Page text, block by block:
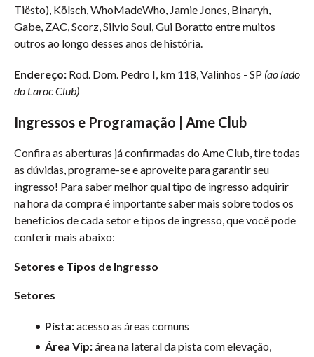
Tiësto), Kölsch, WhoMadeWho, Jamie Jones, Binaryh,
Gabe, ZAC, Scorz, Silvio Soul, Gui Boratto entre muitos
outros ao longo desses anos de história.
Endereço: Rod. Dom. Pedro I, km 118, Valinhos - SP (ao lado
do Laroc Club)
Ingressos e Programação | Ame Club
Confira as aberturas já confirmadas do Ame Club, tire todas
as dúvidas, programe-se e aproveite para garantir seu
ingresso! Para saber melhor qual tipo de ingresso adquirir
na hora da compra é importante saber mais sobre todos os
benefícios de cada setor e tipos de ingresso, que você pode
conferir mais abaixo:
Setores e Tipos de Ingresso
Setores
Pista:acesso as áreas comuns
Área Vip:área na lateral da pista com elevação,